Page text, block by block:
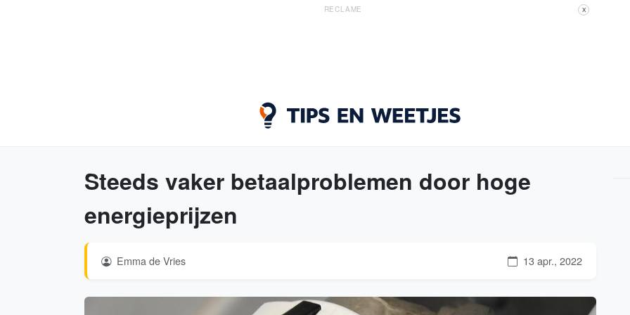
RECLAME X
Steeds vaker betaalproblemen door hoge
energieprijzen
Emma de Vries 13 apr., 2022